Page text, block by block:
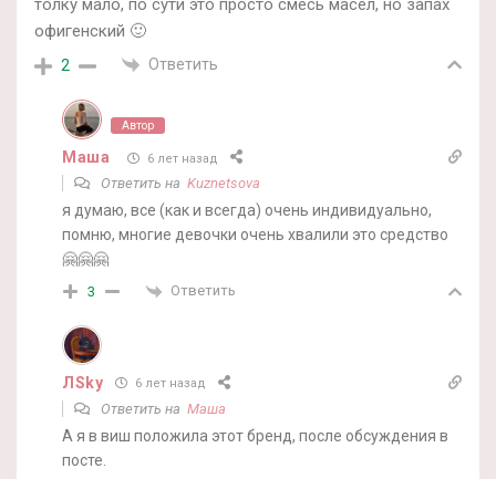
толку мало, по сути это просто смесь масел, но запах
офигенский 🙂
2 Ответить
Автор
Маша 6 лет назад
Ответить на Kuznetsova
я думаю, все (как и всегда) очень индивидуально,
помню, многие девочки очень хвалили это средство
🤗🤗🤗
3 Ответить
ЛSky 6 лет назад
Ответить на Маша
А я в виш положила этот бренд, после обсуждения в
посте.